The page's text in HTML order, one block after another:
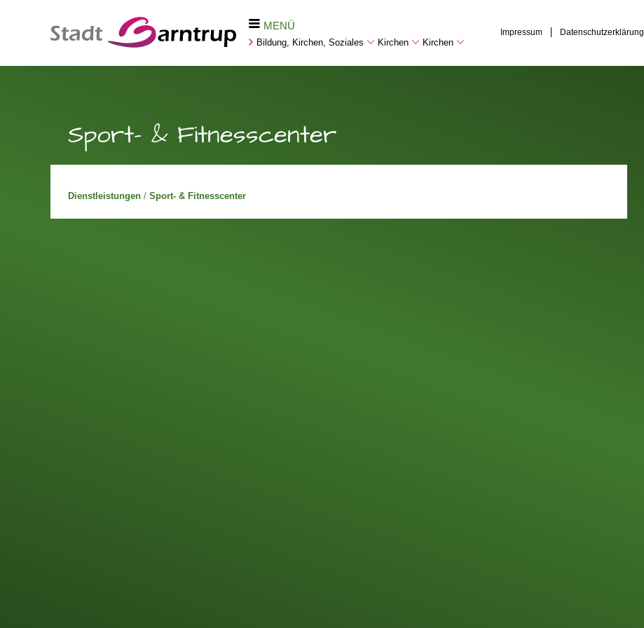
MENÜ
Bildung, Kirchen, Soziales Kirchen Kirchen
Impressum Datenschutzerklärung
Sport- & Fitnesscenter
Dienstleistungen / Sport- & Fitnesscenter